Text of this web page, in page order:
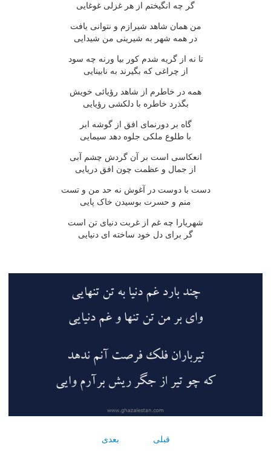
گر چه انگيختم از هر غزلى غوغايى
من همان شاهد شيرازم و نتوانى يافت
در همه شهر به شيرينى من شيدايى
تا نه از گريه شدم کور بيا ورنه چه سود
از چراغى که بگيرند به نابينايى
همه در خاطرم از شاهد رؤيائى خويش
بگذرد خاطره با دلکشى رؤيايى
گاه بر دورنماى افق از گوشه ابر
با طلوع ملکى جلوه دهد سيمايى
انعکاسى است بر آن گردش چشم آبى
از جمال و عظمت چون افق دريايى
دست با دوست در آغوش نه حد من و تست
منم و حسرت بوسيدن خاک پايى
شهريارا چه غم از غربت دنياى تن است
گر براى دل خود ساخته اى دنيايى
قبلی بعدی